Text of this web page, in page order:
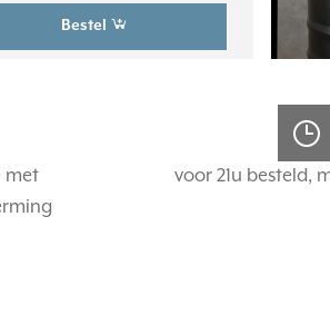
Bestel
met
voor 21u besteld,